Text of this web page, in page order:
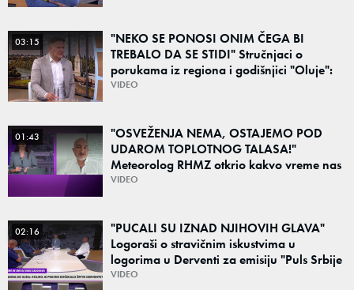
03:15
"NEKO SE PONOSI ONIM ČEGA BI
TREBALO DA SE STIDI" Stručnjaci o
porukama iz regiona i godišnjici "Oluje":
"Ponos na stradanje je anticivilizacijska
VIDEO
01:43
"OSVEŽENJA NEMA, OSTAJEMO POD
UDAROM TOPLOTNOG TALASA!"
Meteorolog RHMZ otkrio kakvo vreme nas
čeka do kraja avgusta
VIDEO
02:16
"PUCALI SU IZNAD NJIHOVIH GLAVA"
Logoraši o stravičnim iskustvima u
logorima u Derventi za emisiju "Puls Srbije
vikend": "Tada je počela velika tortura..."
VIDEO